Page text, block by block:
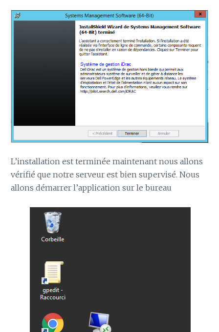
L’installation est terminée maintenant nous allons
vérifié que notre serveur est bien supervisé. Nous
allons démarrer l’application sur le bureau